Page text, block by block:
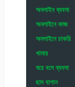
অনলাইন ব্যবসা
অনলাইনে কাজ
অনলাইনে চাকরি
খামার
ঘরে বসে ব্যবসা
ছাদ বাগান